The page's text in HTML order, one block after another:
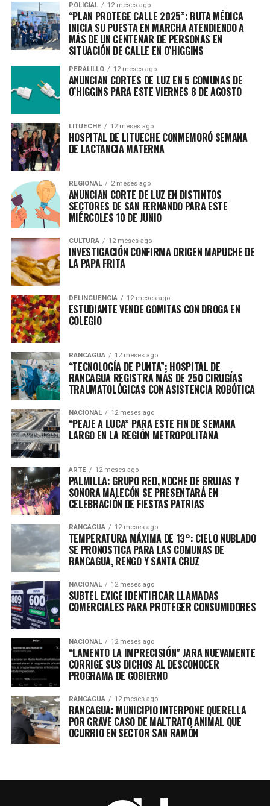
POLICIAL 12 meses ago
“PLAN PROTEGE CALLE 2025”: RUTA MÉDICA
INICIA SU PUESTA EN MARCHA ATENDIENDO A
MÁS DE UN CENTENAR DE PERSONAS EN
SITUACIÓN DE CALLE EN O’HIGGINS
PERALILLO 12 meses ago
ANUNCIAN CORTES DE LUZ EN 5 COMUNAS DE
O’HIGGINS PARA ESTE VIERNES 8 DE AGOSTO
LITUECHE 12 meses ago
HOSPITAL DE LITUECHE CONMEMORÓ SEMANA
DE LACTANCIA MATERNA
REGIONAL 2 meses ago
ANUNCIAN CORTE DE LUZ EN DISTINTOS
SECTORES DE SAN FERNANDO PARA ESTE
MIÉRCOLES 10 DE JUNIO
CULTURA 12 meses ago
INVESTIGACIÓN CONFIRMA ORIGEN MAPUCHE DE
LA PAPA FRITA
DELINCUENCIA 12 meses ago
ESTUDIANTE VENDE GOMITAS CON DROGA EN
COLEGIO
RANCAGUA 12 meses ago
“TECNOLOGÍA DE PUNTA”: HOSPITAL DE
RANCAGUA REGISTRA MÁS DE 250 CIRUGÍAS
TRAUMATOLÓGICAS CON ASISTENCIA ROBÓTICA
NACIONAL 12 meses ago
“PEAJE A LUCA” PARA ESTE FIN DE SEMANA
LARGO EN LA REGIÓN METROPOLITANA
ARTE 12 meses ago
PALMILLA: GRUPO RED, NOCHE DE BRUJAS Y
SONORA MALECÓN SE PRESENTARÁ EN
CELEBRACIÓN DE FIESTAS PATRIAS
RANCAGUA 12 meses ago
TEMPERATURA MÁXIMA DE 13°: CIELO NUBLADO
SE PRONOSTICA PARA LAS COMUNAS DE
RANCAGUA, RENGO Y SANTA CRUZ
NACIONAL 12 meses ago
SUBTEL EXIGE IDENTIFICAR LLAMADAS
COMERCIALES PARA PROTEGER CONSUMIDORES
NACIONAL 12 meses ago
“LAMENTO LA IMPRECISIÓN” JARA NUEVAMENTE
CORRIGE SUS DICHOS AL DESCONOCER
PROGRAMA DE GOBIERNO
RANCAGUA 12 meses ago
RANCAGUA: MUNICIPIO INTERPONE QUERELLA
POR GRAVE CASO DE MALTRATO ANIMAL QUE
OCURRIO EN SECTOR SAN RAMÓN